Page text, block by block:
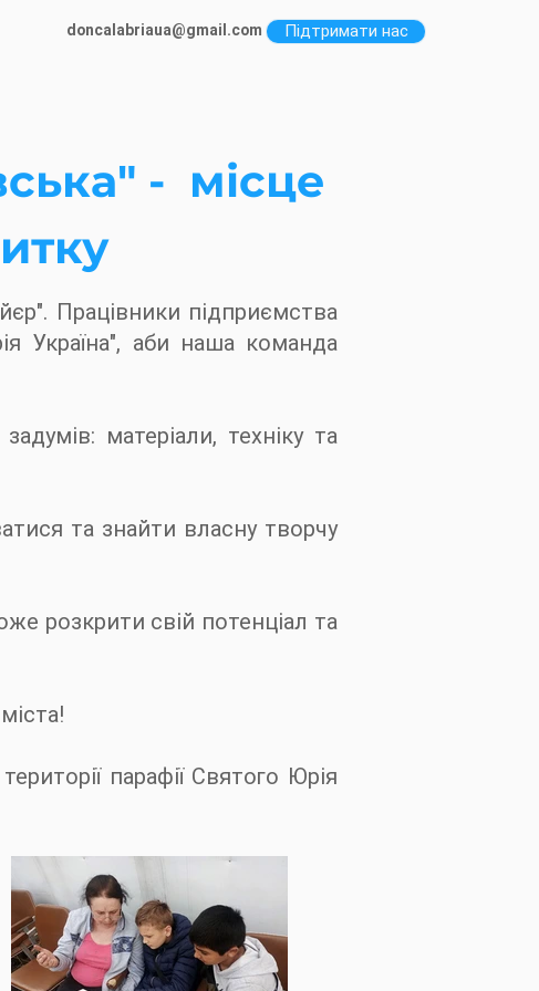
doncalabriaua@gmail.com Підтримати нас
- місце
Працівники підприємства
Україна", аби наша команда
матеріали, техніку та
та знайти власну творчу
розкрити свій потенціал та
парафії Святого Юрія